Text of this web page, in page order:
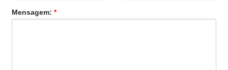
Mensagem:*